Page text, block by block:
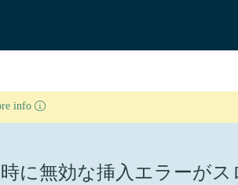
info
に無効な挿入エラーがス